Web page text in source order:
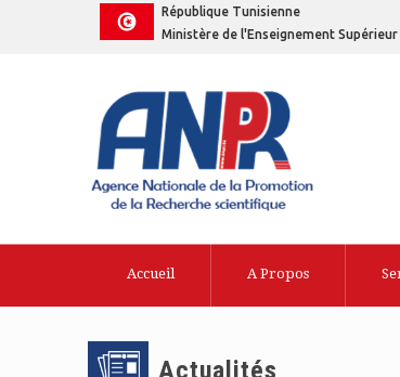
République Tunisienne
Ministère de l'Enseignement
Accueil A Propos
Actualités